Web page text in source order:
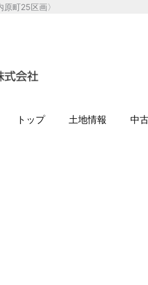
町25区画〉
トップ 土地情報 中